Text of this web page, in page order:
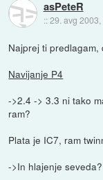
asPeteR
::29. avg 2003,
Najprej ti
Navijanje P4
->2.4 -> 3.3 ni tako
ram?
Plata je IC7, ram
->In hlajenje seveda?